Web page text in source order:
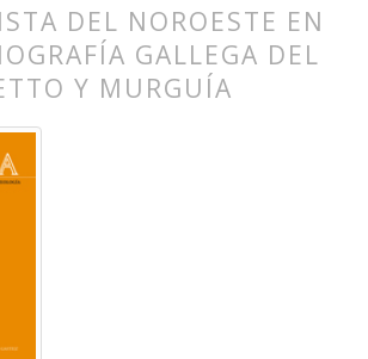
DEL NOROESTE EN
GALLEGA DEL
Y MURGUÍA